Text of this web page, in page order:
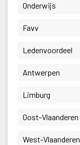
Onderwijs
Favv
Ledenvoordeel
Antwerpen
Limburg
Oost-Vlaanderen
West-Vlaanderen